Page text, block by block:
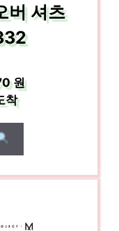
버 셔츠
원
착